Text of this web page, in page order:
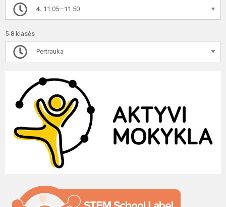
4. 11.05—11.50
5-8 klasės
Pertrauka